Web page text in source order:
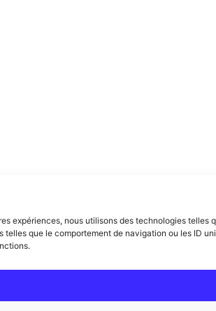
expériences, nous utilisons des technologies
telles que le comportement de navigation ou les ID